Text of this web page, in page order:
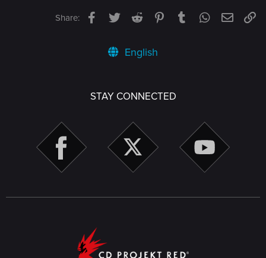
Share: Facebook
TwitterReddit PinterestTumblrWhatsApp
Email
English
STAY CONNECTED